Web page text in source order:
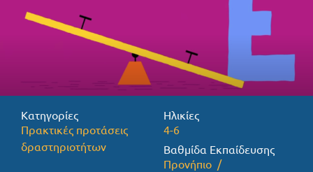
Σεμινάρια / Συνέδρια
Προσφορές
Κατηγορίες
Πρακτικές προτάσεις
δραστηριοτήτων
Ηλικίες
4-6
Βαθμίδα Εκπαίδευσης
Προνήπιο